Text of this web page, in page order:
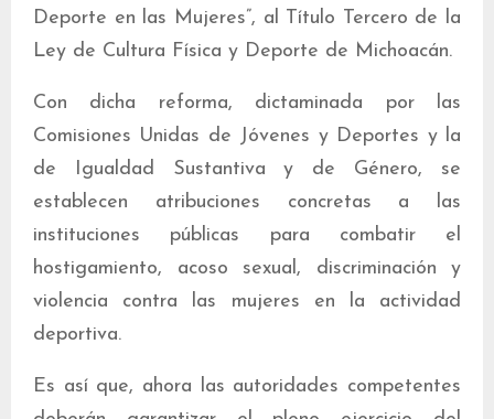
Deporte en las Mujeres”, al Título Tercero de la
Ley de Cultura Física y Deporte de Michoacán.
Con dicha reforma, dictaminada por las
Comisiones Unidas de Jóvenes y Deportes y la
de Igualdad Sustantiva y de Género, se
establecen atribuciones concretas a las
instituciones públicas para combatir el
hostigamiento, acoso sexual, discriminación y
violencia contra las mujeres en la actividad
deportiva.
Es así que, ahora las autoridades competentes